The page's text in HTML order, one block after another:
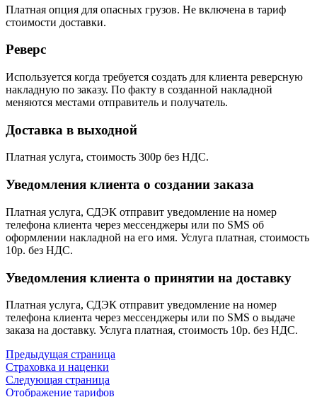
Платная опция для опасных грузов. Не включена в тариф
стоимости доставки.
Реверс
Используется когда требуется создать для клиента реверсную
накладную по заказу. По факту в созданной накладной
меняются местами отправитель и получатель.
Доставка в выходной
Платная услуга, стоимость 300р без НДС.
Уведомления клиента о создании заказа
Платная услуга, СДЭК отправит уведомление на номер
телефона клиента через мессенджеры или по SMS об
оформлении накладной на его имя. Услуга платная, стоимость
10р. без НДС.
Уведомления клиента о принятии на доставку
Платная услуга, СДЭК отправит уведомление на номер
телефона клиента через мессенджеры или по SMS о выдаче
заказа на доставку. Услуга платная, стоимость 10р. без НДС.
Предыдущая страница
Страховка и наценки
Следующая страница
Отображение тарифов